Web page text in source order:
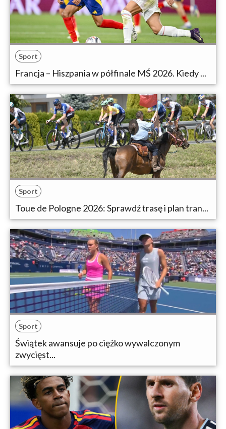
Sport
Francja – Hiszpania w półfinale MŚ 2026. Kiedy ...
Sport
Toue de Pologne 2026: Sprawdź trasę i plan tran...
Sport
Świątek awansuje po ciężko wywalczonym
zwycięst...